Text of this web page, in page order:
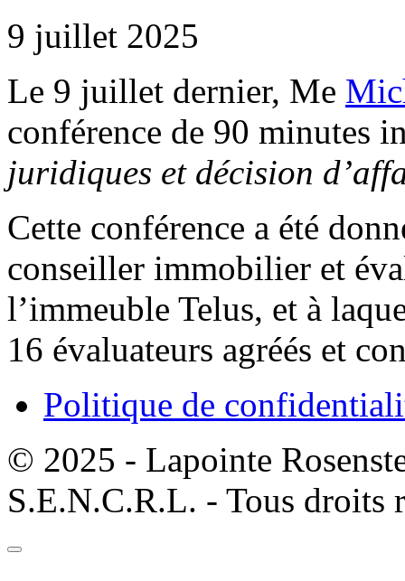
9 juillet 2025
Le 9 juillet dernier, Me
conférence de 90 minutes
juridiques et décision
Cette conférence a été
conseiller immobilier et
l’immeuble Telus, et à
16 évaluateurs agréés et
Politique de
© 2025 - Lapointe
S.E.N.C.R.L. - Tous droits